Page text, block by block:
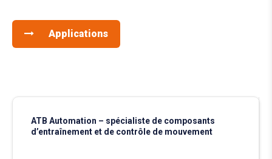
Applications
ATB Automation – spécialiste de composants
d’entraînement et de contrôle de mouvement